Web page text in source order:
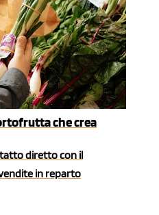
che crea
diretto con il
in reparto